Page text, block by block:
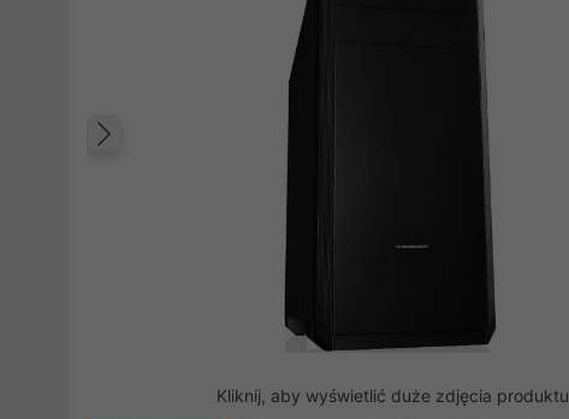
Kliknij, aby wyświetlić duże zdjęcia produktu